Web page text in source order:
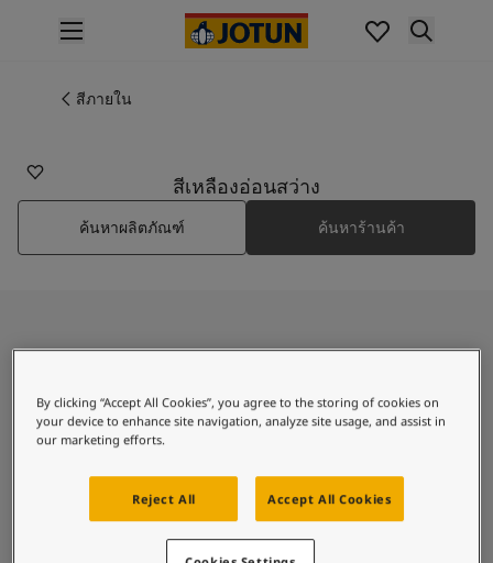
การทาสีภายใน
ไปที่แคตตาล็อกสินค้า
เฉดสี
เฉดสีทาภายใน
สีภายใน
แรงบันดาลใจ
แรงบันดาลใจสีทาภายใน
บทความแรงบันดาลใจจากโจตันสำหรับบ้านของคุณ
สีภายใน
สีเหลืองอ่อนสว่าง
ค้นหาผลิตภัณฑ์ ค้นหาร้านค้า
ค้นพบ Light
A pale, clear yellow shade
การผสมสีที่แนะนำ
By clicking “Accept All Cookies”, you agree to the storing of cookies on
your device to enhance site navigation, analyze site usage, and assist in
our marketing efforts.
Reject All Accept All Cookies